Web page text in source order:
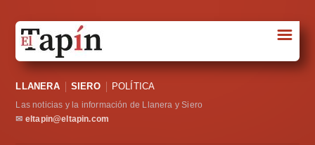
Sociedad
Política
☰
LLANERA SIERO POLÍTICA
Las noticias y la información de Llanera y Siero
✉ eltapin@eltapin.com